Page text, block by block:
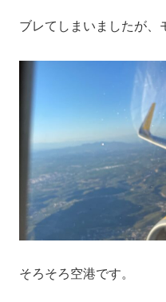
ブレてしまいましたが、
そろそろ空港です。